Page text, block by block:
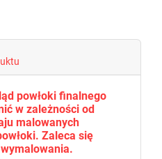
powłoki finalnego
w zależności od
malowanych
Zaleca się